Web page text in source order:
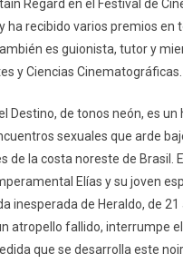
Regard en el Festival de
ha recibido varios premios en
es guionista, tutor y
y Ciencias Cinematográficas.
Destino, de tonos neón, es un
sexuales que arde
de la costa noreste de Brasil.
Elías y su joven
inesperada de Heraldo, de 21
atropello fallido, interrumpe
que se desarrolla este